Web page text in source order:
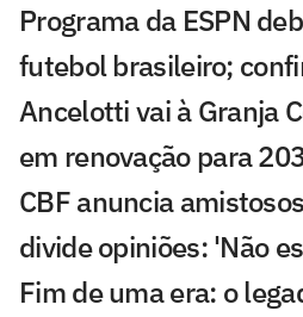
Programa da ESPN
futebol brasileiro;
Ancelotti vai à Granja
em renovação para
CBF anuncia
divide opiniões: 'Não
Fim de uma era: o